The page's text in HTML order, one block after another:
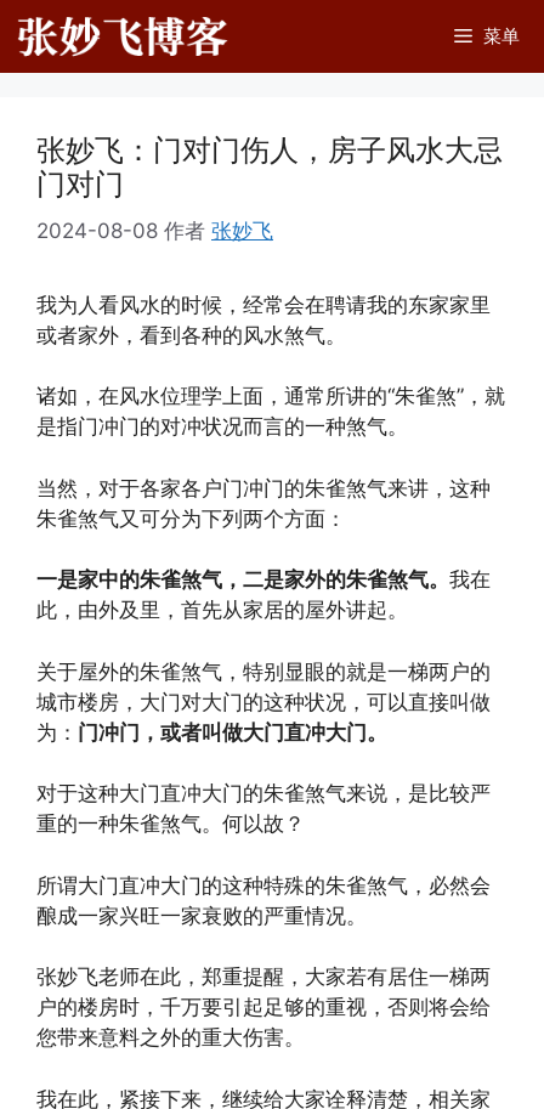
跳
至
内
菜单
张妙飞：门对门伤人，房子风水大忌
门对门
2024-08-08 作者 张妙飞
我为人看风水的时候，经常会在聘请我的东家家里
或者家外，看到各种的风水煞气。
诸如，在风水位理学上面，通常所讲的“朱雀煞”，就
是指门冲门的对冲状况而言的一种煞气。
当然，对于各家各户门冲门的朱雀煞气来讲，这种
朱雀煞气又可分为下列两个方面：
一是家中的朱雀煞气，二是家外的朱雀煞气。 我在
此，由外及里，首先从家居的屋外讲起。
关于屋外的朱雀煞气，特别显眼的就是一梯两户的
城市楼房，大门对大门的这种状况，可以直接叫做
为： 门冲门，或者叫做大门直冲大门。
对于这种大门直冲大门的朱雀煞气来说，是比较严
重的一种朱雀煞气。何以故？
所谓大门直冲大门的这种特殊的朱雀煞气，必然会
酿成一家兴旺一家衰败的严重情况。
张妙飞老师在此，郑重提醒，大家若有居住一梯两
户的楼房时，千万要引起足够的重视，否则将会给
您带来意料之外的重大伤害。
我在此，紧接下来，继续给大家诠释清楚，相关家